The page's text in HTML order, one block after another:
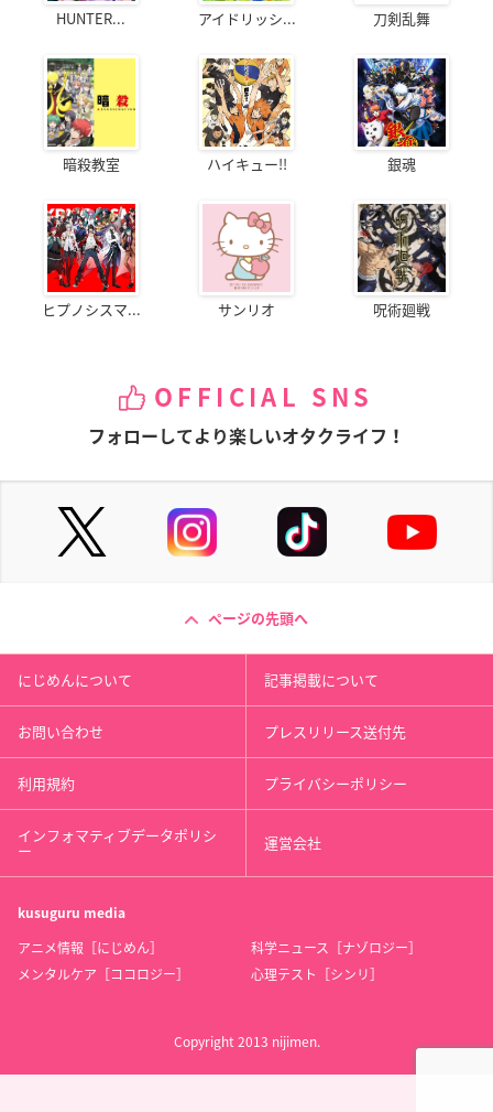
HUNTER... アイドリッシ... 刀剣乱舞
暗殺教室 ハイキュー!! 銀魂
ヒプノシスマ... サンリオ 呪術廻戦
OFFICIAL SNS
フォローしてより楽しいオタクライフ！
ページの先頭へ
にじめんについて 記事掲載について
お問い合わせ プレスリリース送付先
利用規約 プライバシーポリシー
インフォマティブデータポリシ
ー 運営会社
kusuguru media
アニメ情報［にじめん］
科学ニュース［ナゾロジー］
メンタルケア［ココロジー］
心理テスト［シンリ］
Copyright 2013 nijimen.